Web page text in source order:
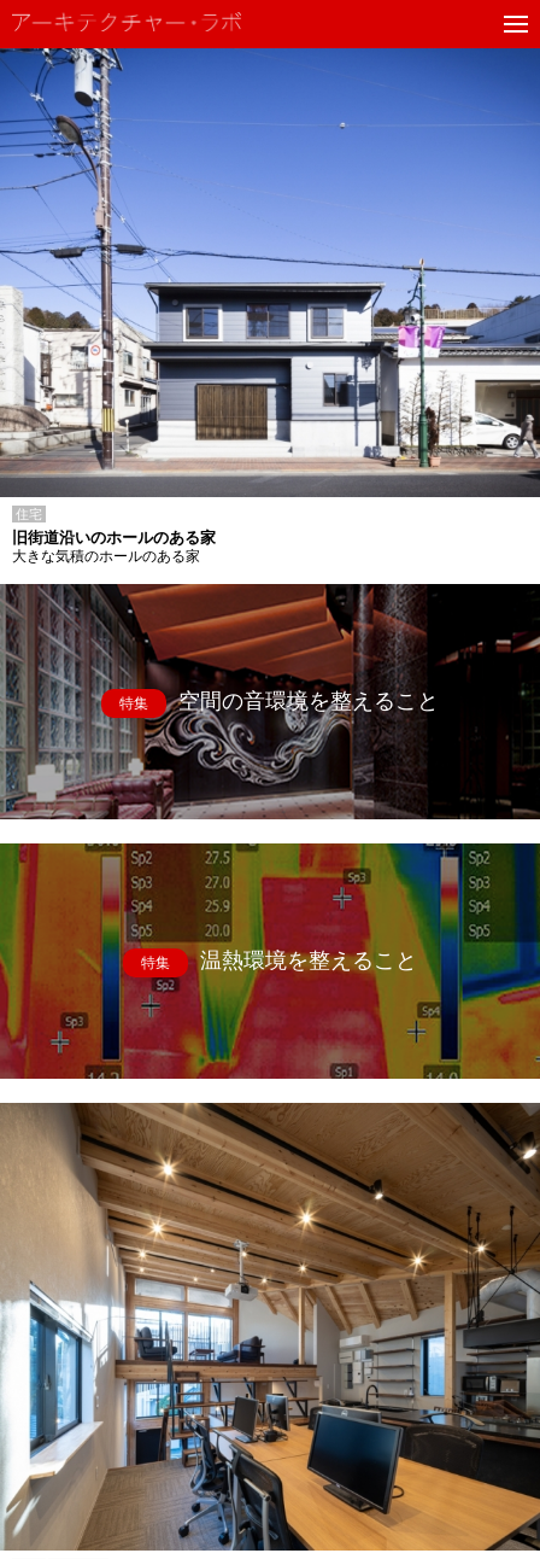
住宅
旧街道沿いのホールのある家
大きな気積のホールのある家
特集 空間の音環境を整えること
特集 温熱環境を整えること